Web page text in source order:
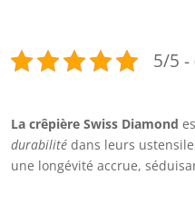
5/5 -
La crêpière Swiss Diamond
durabilité dans leurs
une longévité accrue,